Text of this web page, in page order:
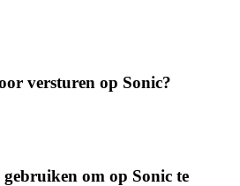
versturen op Sonic?
om op Sonic te